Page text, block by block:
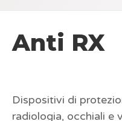
Anti RX
Dispositivi di
radiologia, occhiali e